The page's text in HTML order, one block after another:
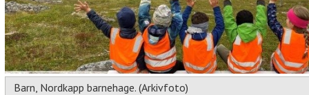
Barn, Nordkapp barnehage. (Arkivfoto)